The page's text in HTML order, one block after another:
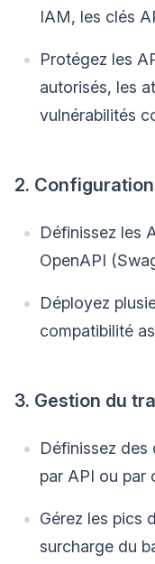
IAM, les clés
Protégez les
autorisés, les
vulnérabilités
2.
Définissez les
OpenAPI
Déployez
compatibilité
3. Gestion du
Définissez
par API ou par
Gérez les pics
surcharge du